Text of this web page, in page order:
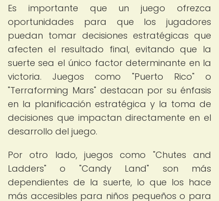
Es importante que un juego ofrezca
oportunidades para que los jugadores
puedan tomar decisiones estratégicas que
afecten el resultado final, evitando que la
suerte sea el único factor determinante en la
victoria. Juegos como "Puerto Rico" o
"Terraforming Mars" destacan por su énfasis
en la planificación estratégica y la toma de
decisiones que impactan directamente en el
desarrollo del juego.
Por otro lado, juegos como "Chutes and
Ladders" o "Candy Land" son más
dependientes de la suerte, lo que los hace
más accesibles para niños pequeños o para